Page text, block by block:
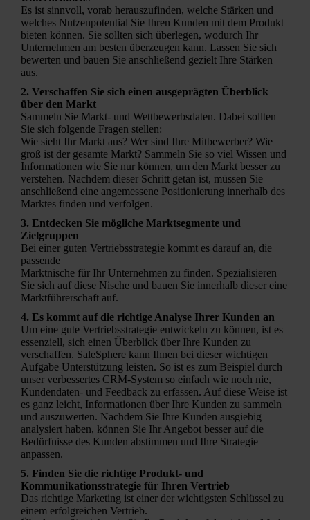
Es ist sinnvoll, vorab herauszufinden, welche Stärken und
welches Nutzenpotential Sie Ihren Kunden mit dem Produkt
bieten können. Sie sollten sich überlegen, wodurch Ihr
Unternehmen am besten überzeugen kann. Lassen Sie sich
bewerten und bauen Sie anschließend gezielt Ihre Stärken
aus.
2. Verschaffen Sie sich einen ausgeprägten Überblick
über den Markt
Sammeln Sie Markt- und Wettbewerbsdaten. Dabei sollten
Sie sich folgende Fragen stellen:
Wie sieht Ihr Markt aus? Wer sind Ihre Mitbewerber? Wie
groß ist der gesamte Markt? Sammeln Sie so viel Wissen und
Informationen wie Sie nur können, um den Markt besser zu
verstehen. Nachdem dieser Schritt getan ist, müssen Sie
anschließend eine angemessene Positionierung innerhalb des
Marktes finden und verfolgen.
3. Entdecken Sie mögliche Marktsegmente und
Zielgruppen
Bei einer guten Vertriebsstrategie kommt es darauf an, die
passende
Marktnische für Ihr Unternehmen zu finden. Spezialisieren
Sie sich auf diese Nische und bauen Sie innerhalb dieser eine
Marktführerschaft auf.
4. Es kommt auf die richtige Analyse Ihrer Kunden an
Um eine gute Vertriebsstrategie entwickeln zu können, ist es
essenziell, sich einen Überblick über Ihre Kunden zu
verschaffen. SaleSphere kann Ihnen bei dieser wichtigen
Aufgabe Unterstützung leisten. So ist es zum Beispiel durch
unser verbessertes CRM-System so einfach wie noch nie,
Kundendaten- und Feedback zu erfassen. Auf diese Weise ist
es ganz leicht, Informationen über Ihre Kunden zu sammeln
und auszuwerten. Nachdem Sie Ihre Kunden ausgiebig
analysiert haben, können Sie Ihr Angebot besser auf die
Bedürfnisse des Kunden abstimmen und Ihre Strategie
anpassen.
5. Finden Sie die richtige Produkt- und
Kommunikationsstrategie für Ihren Vertrieb
Das richtige Marketing ist einer der wichtigsten Schlüssel zu
einem erfolgreichen Vertrieb.